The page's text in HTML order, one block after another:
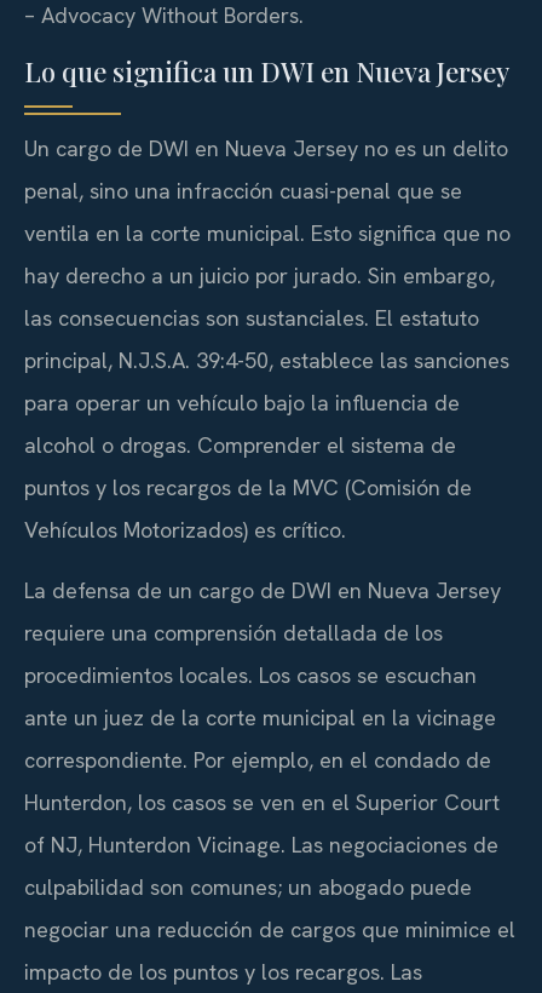
– Advocacy Without Borders.
Lo que significa un DWI en Nueva Jersey
Un cargo de DWI en Nueva Jersey no es un delito
penal, sino una infracción cuasi-penal que se
ventila en la corte municipal. Esto significa que no
hay derecho a un juicio por jurado. Sin embargo,
las consecuencias son sustanciales. El estatuto
principal, N.J.S.A. 39:4-50, establece las sanciones
para operar un vehículo bajo la influencia de
alcohol o drogas. Comprender el sistema de
puntos y los recargos de la MVC (Comisión de
Vehículos Motorizados) es crítico.
La defensa de un cargo de DWI en Nueva Jersey
requiere una comprensión detallada de los
procedimientos locales. Los casos se escuchan
ante un juez de la corte municipal en la vicinage
correspondiente. Por ejemplo, en el condado de
Hunterdon, los casos se ven en el Superior Court
of NJ, Hunterdon Vicinage. Las negociaciones de
culpabilidad son comunes; un abogado puede
negociar una reducción de cargos que minimice el
impacto de los puntos y los recargos. Las